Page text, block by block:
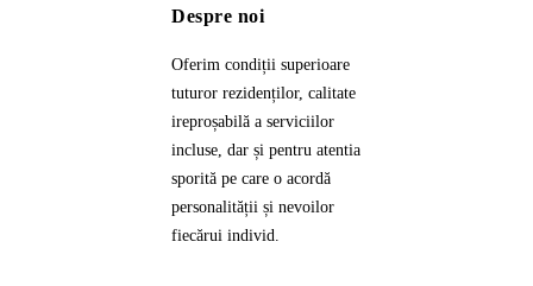
Despre noi
Oferim condiții superioare
tuturor rezidenților, calitate
ireproșabilă a serviciilor
incluse, dar și pentru atentia
sporită pe care o acordă
personalității și nevoilor
fiecărui individ.